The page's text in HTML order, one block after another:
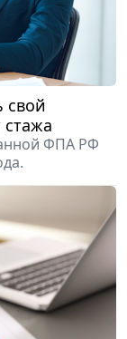
свой
стажа
ФПА РФ